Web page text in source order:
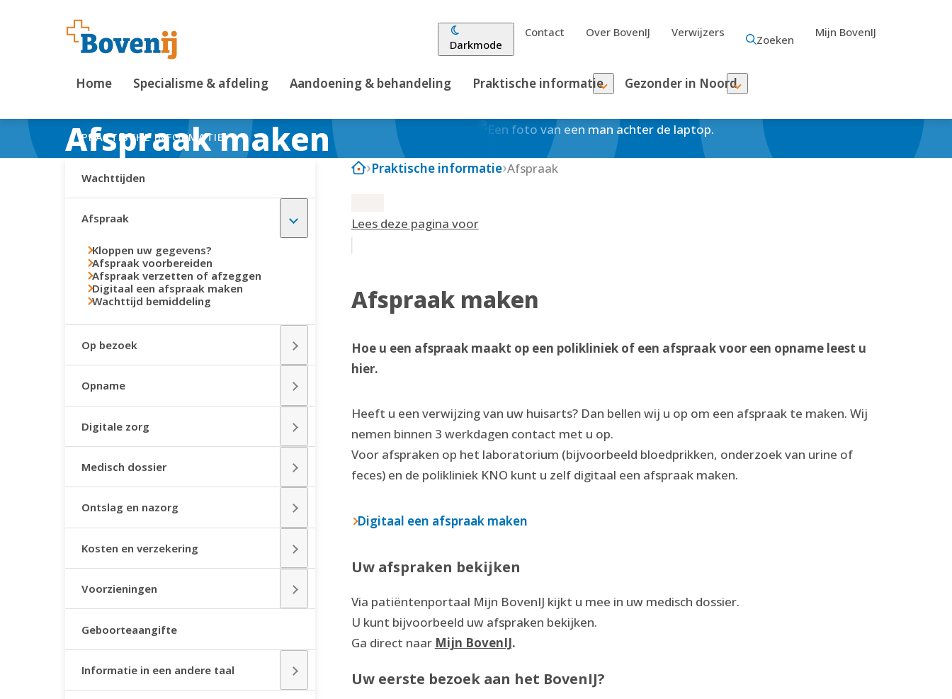
Darkmode
Contact Over BovenIJ Verwijzers
Zoeken
Mijn BovenIJ
Home Specialisme & afdeling Aandoening & behandeling Praktische informatie Gezonder in Noord
Afspraak maken
PRAKTISCHE INFORMATIE
Wachttijden
Afspraak
Kloppen uw gegevens?
Afspraak voorbereiden
Afspraak verzetten of afzeggen
Digitaal een afspraak maken
Wachttijd bemiddeling
Op bezoek
Opname
Digitale zorg
Medisch dossier
Ontslag en nazorg
Kosten en verzekering
Voorzieningen
Geboorteaangifte
Informatie in een andere taal
Praktische informatie Afspraak
Lees deze pagina voor
Afspraak maken
Hoe u een afspraak maakt op een polikliniek of een afspraak voor een opname leest u
hier.
Heeft u een verwijzing van uw huisarts? Dan bellen wij u op om een afspraak te maken. Wij
nemen binnen 3 werkdagen contact met u op.
Voor afspraken op het laboratorium (bijvoorbeeld bloedprikken, onderzoek van urine of
feces) en de polikliniek KNO kunt u zelf digitaal een afspraak maken.
Digitaal een afspraak maken
Uw afspraken bekijken
Via patiëntenportaal Mijn BovenIJ kijkt u mee in uw medisch dossier.
U kunt bijvoorbeeld uw afspraken bekijken.
Ga direct naar Mijn BovenIJ.
Uw eerste bezoek aan het BovenIJ?